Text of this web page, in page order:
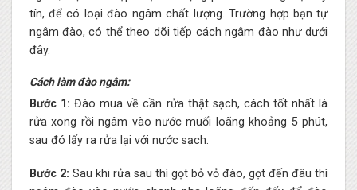
tín, để có loại đào ngâm chất lượng. Trường hợp bạn tự
ngâm đào, có thể theo dõi tiếp cách ngâm đào như dưới
đây.
Cách làm đào ngâm:
Bước 1: Đào mua về cần rửa thật sạch, cách tốt nhất là
rửa xong rồi ngâm vào nước muối loãng khoảng 5 phút,
sau đó lấy ra rửa lại với nước sạch.
Bước 2: Sau khi rửa sau thì gọt bỏ vỏ đào, gọt đến đâu thì